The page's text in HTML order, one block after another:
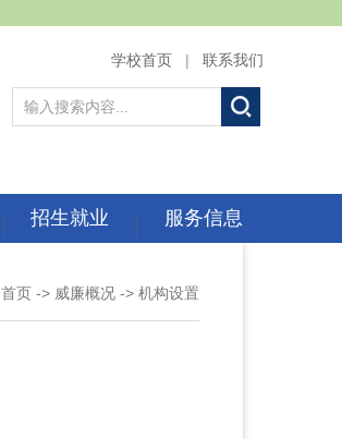
学校首页 | 联系我们
招生就业 服务信息
首页 -> 威廉概况 ->机构设置